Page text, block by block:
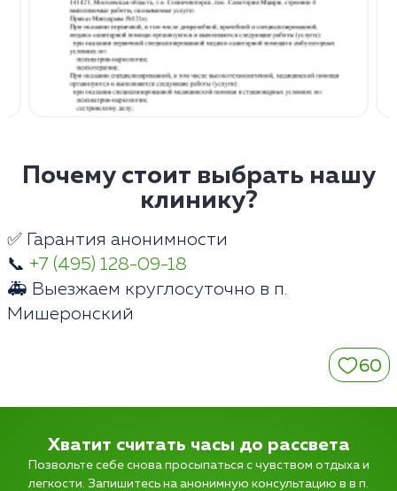
Почему стоит выбрать нашу
клинику?
✅ Гарантия анонимности
📞 +7 (495) 128-09-18
🚑 Выезжаем круглосуточно в п.
Мишеронский
60
Хватит считать часы до рассвета
Позвольте себе снова просыпаться с чувством отдыха и
легкости. Запишитесь на анонимную консультацию в в п.